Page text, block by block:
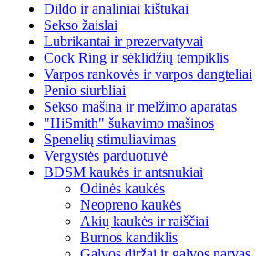
Dildo ir analiniai kištukai
Sekso žaislai
Lubrikantai ir prezervatyvai
Cock Ring ir sėklidžių tempiklis
Varpos rankovės ir varpos dangteliai
Penio siurbliai
Sekso mašina ir melžimo aparatas
"HiSmith" šukavimo mašinos
Spenelių stimuliavimas
Vergystės parduotuvė
BDSM kaukės ir antsnukiai
Odinės kaukės
Neopreno kaukės
Akių kaukės ir raiščiai
Burnos kandiklis